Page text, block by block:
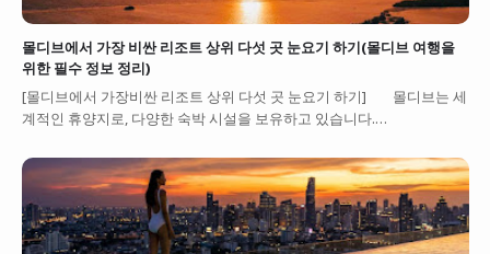
몰디브에서 가장 비싼 리조트 상위 다섯 곳 눈요기 하기(몰디브 여행을
위한 필수 정보 정리)
[몰디브에서 가장비싼 리조트 상위 다섯 곳 눈요기 하기] 몰디브는 세
계적인 휴양지로, 다양한 숙박 시설을 보유하고 있습니다.…